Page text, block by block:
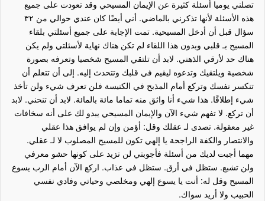
تصلني يوميا أسئلة كثيرة عن الإيمان المسيحي وقد تعودت على جميع
هذه الأسئلة لأنها تذكرني بالماضي. أني أيضًا كان عندي حوالي من ٣٢
سؤال قبل أن أدخل المسيحية. تمت الإجابة على جميع أسئلتي بلقاء
المسيح بـ قلبي وبدون هذا اللقاء لم تكن هناك نهاية لأسئلتي ولم يكن
هناك حد لأرقي الذهني. لابد أن تلتقي المسيح شخصيا وتعرفه بصورة
شخصية ويلتقيك وتدعوه ليقيم في قلبك وتتحدث إليه. إلى أن تتعلم أن
تنكسر نفسك وتركع أمام المذبح في الكنيسة فلن تعرف شيء ولن تأخذ
شيء إطلاقًا. هذا شيء أنا واثق منه تماما مائة بالمائة. لابد أن تنحني. لابد
أن تركع. لا تفهم شيء الآن والإيمان المسيحي يبدو لك على أنه سخافات
غير معقولة. تصدى لـ عقلك وقل: أؤمن وإن لم يوافق هذا عقلي
والانتصار والكفة الراجحة يا إلهي تكون للمسيح المصلوب لا لـ عقلي.
مهما أجبت لديك من أسئلة فأجوبتي لن تزيد على كونها حشو معرفي
ولن تشبع. ستظل في أرق. ستظل في عذاب. اركع الآن أمام الرب يسوع
المسيح وقل له: أنت يا يسوع إلهي ومخلصي وحياتي وفادي نفسي
الحبيب ولا أريد سواك.